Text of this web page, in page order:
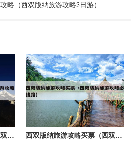
略（西双版纳旅游攻略3日游）
西双版纳良心旅游攻略（西双版纳 旅游攻略） 西双版纳旅游攻略买票（西双版纳旅游攻略必线路）